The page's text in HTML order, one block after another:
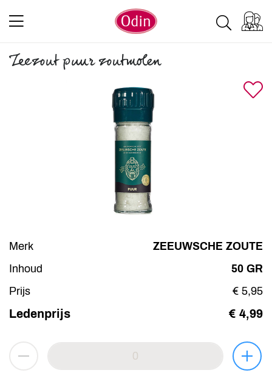
Zeezout puur zoutmolen
Merk
ZEEUWSCHE ZOUTE
Inhoud
50 GR
Prijs
€ 5,95
Ledenprijs € 4,99